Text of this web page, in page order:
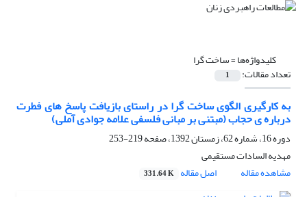
کلیدواژه‌ها =ساخت گرا
تعداد مقالات: 1
به کارگیری الگوی ساخت گرا در راستای بازیافت پاسخ های فطرت
درباره ی حجاب (مبتنی بر مبانی فلسفی علامه جوادی آملی)
دوره 16، شماره 62، زمستان 1392، صفحه
219-253
مهدیه السادات مستقیمی
مشاهده مقاله
اصل مقاله 331.64 K